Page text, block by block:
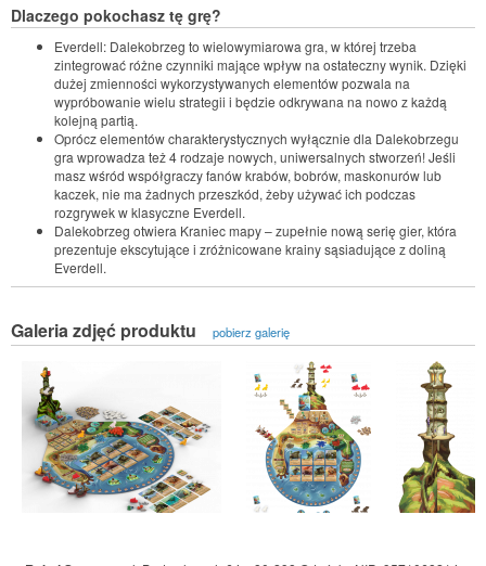
Dlaczego pokochasz tę grę?
Everdell: Dalekobrzeg to wielowymiarowa gra, w której trzeba
zintegrować różne czynniki mające wpływ na ostateczny wynik. Dzięki
dużej zmienności wykorzystywanych elementów pozwala na
wypróbowanie wielu strategii i będzie odkrywana na nowo z każdą
kolejną partią.
Oprócz elementów charakterystycznych wyłącznie dla Dalekobrzegu
gra wprowadza też 4 rodzaje nowych, uniwersalnych stworzeń! Jeśli
masz wśród współgraczy fanów krabów, bobrów, maskonurów lub
kaczek, nie ma żadnych przeszkód, żeby używać ich podczas
rozgrywek w klasyczne Everdell.
Dalekobrzeg otwiera Kraniec mapy – zupełnie nową serię gier, która
prezentuje ekscytujące i zróżnicowane krainy sąsiadujące z doliną
Everdell.
Galeria zdjęć produktu pobierz galerię